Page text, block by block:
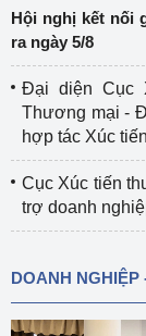
Hội nghị kết nối
ra ngày 5/8
Đại diện Cục
Thương mại -
hợp tác Xúc
Cục Xúc tiến
trợ doanh
DOANH NGHIỆP